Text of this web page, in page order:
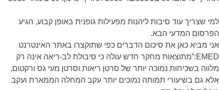
למי שצריך עוד סיבות ליהנות מפעילות גופנית באופן קבוע, הגיע
הפרסום המדעי הבא.
אני מביא כאן את סיכום הדברים כפי שתוקצרו באתר האינטרנט
EMED:”מתוצאות מחקר חדש עולה כי סיבולת לב-ריאה אינה רק
מלווה בשכיחות נמוכה יותר של סרטן ריאות וסרטן מעי גס ורקטום,
אלא גם בשיעורי תמותה נמוכים יותר עקב המחלה הממארת ועקב